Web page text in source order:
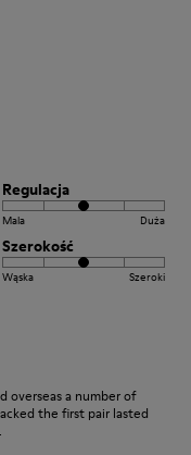
Regulacja
Mala Duża
Szerokość
Wąska Szeroki
overseas a number of
the first pair lasted